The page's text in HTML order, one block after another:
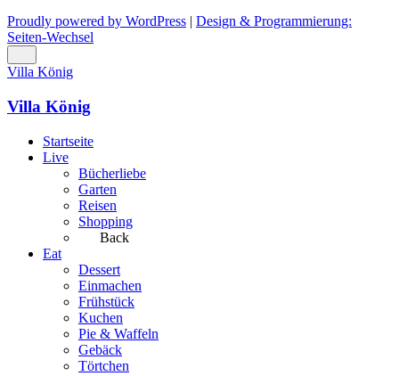
Proudly powered by WordPress
Design & Programmierung:
Seiten-Wechsel
Villa König
Villa König
Startseite
Live
Bücherliebe
Garten
Reisen
Shopping
Back
Eat
Dessert
Einmachen
Frühstück
Kuchen
Pie & Waffeln
Gebäck
Törtchen